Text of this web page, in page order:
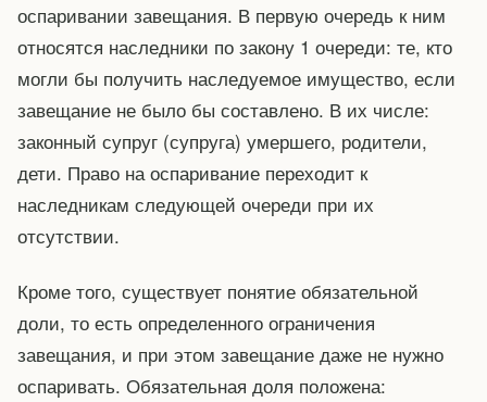
оспаривании завещания. В первую очередь к ним
относятся наследники по закону 1 очереди: те, кто
могли бы получить наследуемое имущество, если
завещание не было бы составлено. В их числе:
законный супруг (супруга) умершего, родители,
дети. Право на оспаривание переходит к
наследникам следующей очереди при их
отсутствии.
Кроме того, существует понятие обязательной
доли, то есть определенного ограничения
завещания, и при этом завещание даже не нужно
оспаривать. Обязательная доля положена: